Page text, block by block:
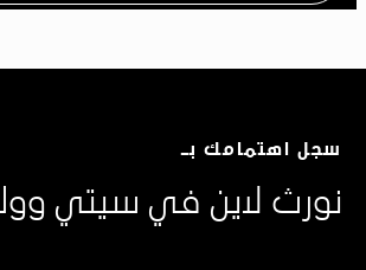
سجل اهتمامك بـ
نورث لاين في سيتي